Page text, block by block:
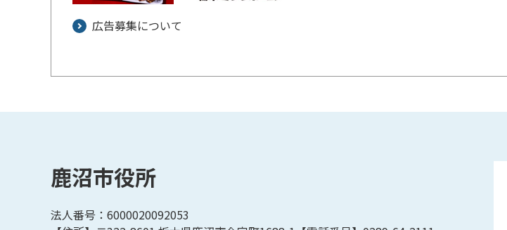
広告募集について
鹿沼市役所
法人番号：6000020092053